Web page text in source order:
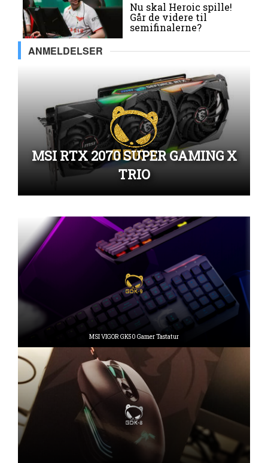
Nu skal Heroic spille!
Går de videre til
semifinalerne?
ANMELDELSER
MSI RTX 2070 SUPER GAMING X
TRIO
MSI VIGOR GK50 Gamer Tastatur